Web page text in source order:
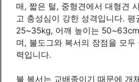
매, 짧은 털, 중형견에서 대형견
고 충성심이 강한 성격입니다. 평
25~35kg, 어깨 높이는
며, 불도그와 복서의 장점을 모두
력입니다.
불 복서는 교배종이기 때문에 개